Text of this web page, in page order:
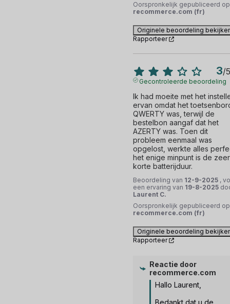
Oorspronkelijk gepubliceerd op
recommerce.com (fr)
Originele beoordeling
Rapporteer
3/5
Gecontroleerde beoordeling
Ik had moeite met het
ervan omdat het
QWERTY was, terwijl de
bestelbon aangaf dat het
AZERTY was. Toen dit
probleem eenmaal was
opgelost, werkte alles
het enige minpunt is de zeer
korte batterijduur.
Beoordeling van 12-9-2025 ,
een ervaring van 19-8-2025
Laurent C.
Oorspronkelijk gepubliceerd op
recommerce.com (fr)
Originele beoordeling
Rapporteer
Reactie door
recommerce.com
Hallo Laurent,
Bedankt dat u de